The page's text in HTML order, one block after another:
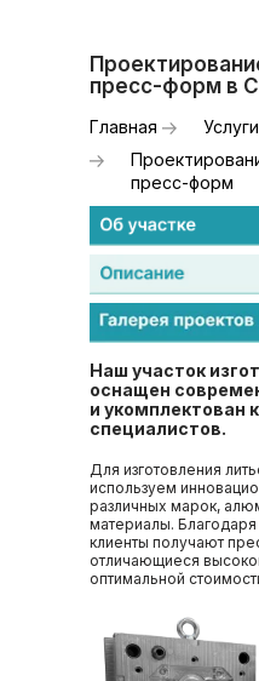
пресс-форм в
Для изготовления
используем
различных марок,
материалы.
клиенты получают
отличающиеся
оптимальной
Наш участок
оснащен
и укомплектован
специалистов.
пресс-форм
Услуги
Главная